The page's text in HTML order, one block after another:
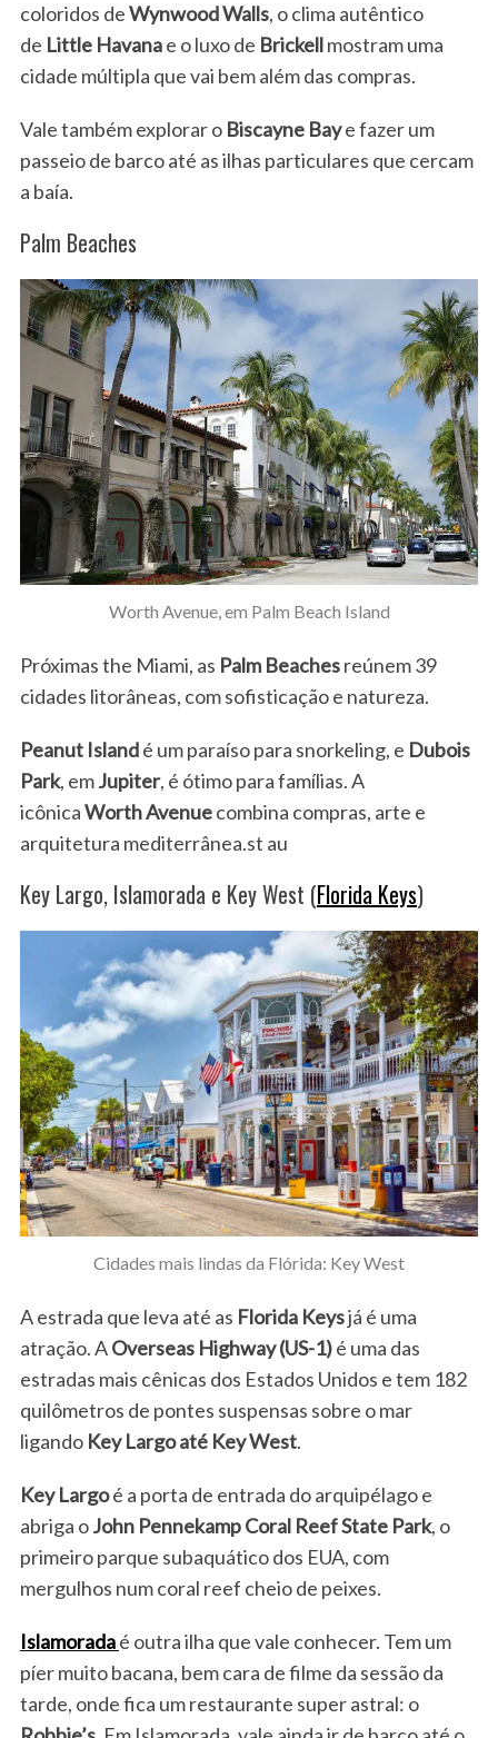
coloridos deWynwood Walls, o clima autêntico
de Little Havanae o luxo de Brickellmostram uma
cidade múltipla que vai bem além das compras.
Vale também explorar o Biscayne Baye fazer um
passeio de barco até as ilhas particulares que cercam
a baía.
Palm Beaches
Worth Avenue, em Palm Beach Island
Próximas the Miami, as Palm Beachesreúnem 39
cidades litorâneas, com sofisticação e natureza.
Peanut Islandé um paraíso para snorkeling, e Dubois
Park, emJupiter, é ótimo para famílias. A
icônicaWorth Avenuecombina compras, arte e
arquitetura mediterrânea.st au
Key Largo, Islamorada e Key West (Florida Keys)
Cidades mais lindas da Flórida: Key West
A estrada que leva até as Florida Keysjá é uma
atração. AOverseas Highway (US-1)é uma das
estradas mais cênicas dos Estados Unidos e tem 182
quilômetros de pontes suspensas sobre o mar
ligando Key Largo até Key West.
Key Largoé a porta de entrada do arquipélago e
abriga oJohn Pennekamp Coral Reef State Park, o
primeiro parque subaquático dos EUA, com
mergulhos num coral reef cheio de peixes.
Islamoradaé outra ilha que vale conhecer. Tem um
píer muito bacana, bem cara de filme da sessão da
tarde, onde fica um restaurante super astral: o